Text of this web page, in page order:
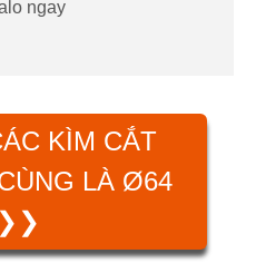
ngay
KÌM CẮT
LÀ Ø64